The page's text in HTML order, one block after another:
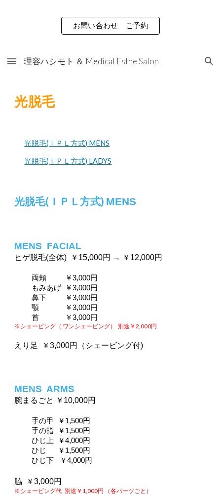
Skip to main content Skip to navigation
お問い合わせ ご予約
理容ハシモト ＆ Medical Esthe Salon
光脱毛
光脱毛(ＩＰＬ方式) MENS
光脱毛(ＩＰＬ方式) LADYS
光脱毛(ＩＰＬ方式) MENS
MENS FACIAL
ヒゲ脱毛(全体) ￥15,000円 → ￥12,000円
両頬 　　 ￥3,000円
もみあげ  ￥3,000円
鼻下  　　￥3,000円
顎  　　　￥3,000円
首 　　　 ￥3,000円
※シェービング（ ワンシェー ビング） 別途￥2,000円
えり足  ￥3,000円（シェービング付)
MENS ARMS
腕まるごと ￥10,000円
手の甲  ￥1,500円
手の指  ￥1,500円
ひじ上  ￥4,000円
ひじ  　￥1,500円
ひじ下
  ￥4,000円
脇  ￥3,000円
※シェービング代 別途￥1,000円 （各パーツごと）